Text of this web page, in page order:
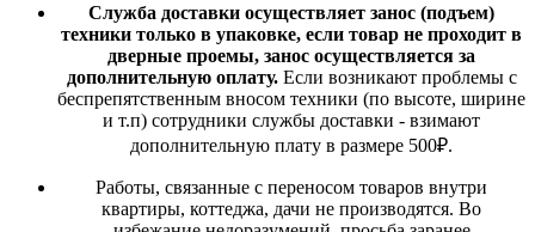
Служба доставки осуществляет занос (подъем)
техники только в упаковке, если товар не проходит в
дверные проемы, занос осуществляется за
дополнительную оплату. Если возникают проблемы с
беспрепятственным вносом техники (по высоте, ширине
и т.п) сотрудники службы доставки - взимают
дополнительную плату в размере 500₽.
Работы, связанные с переносом товаров внутри
квартиры, коттеджа, дачи не производятся. Во